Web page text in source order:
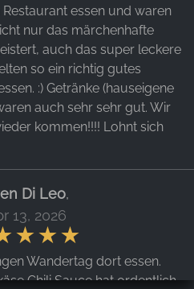
essen und waren
nur das märchenhafte
auch das super leckere
so ein richtig gutes
:) Getränke (hauseigene
auch sehr sehr gut. Wir
kommen!!!! Lohnt sich
Di Leo,
13, 2026
Wandertag dort essen.
Chili Sauce hat ordentlich